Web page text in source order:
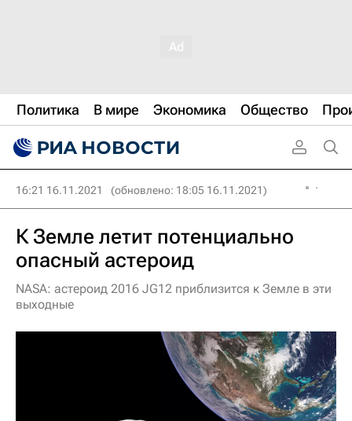
Политика В мире Экономика Общество
16:21 16.11.2021 (обновлено: 18:05 16.11.2021)
К Земле летит потенциально
опасный астероид
NASA: астероид 2016 JG12 приблизится к Земле в эти
выходные